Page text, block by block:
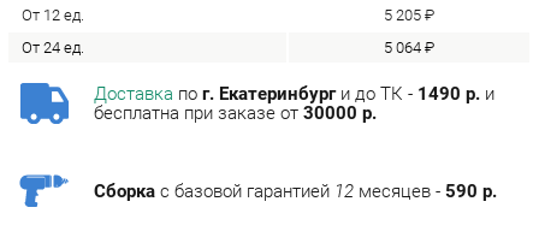
с базовой гарантией месяцев -
Подъём на этаж -200 р.Без лифта - 3 рубля за кг.